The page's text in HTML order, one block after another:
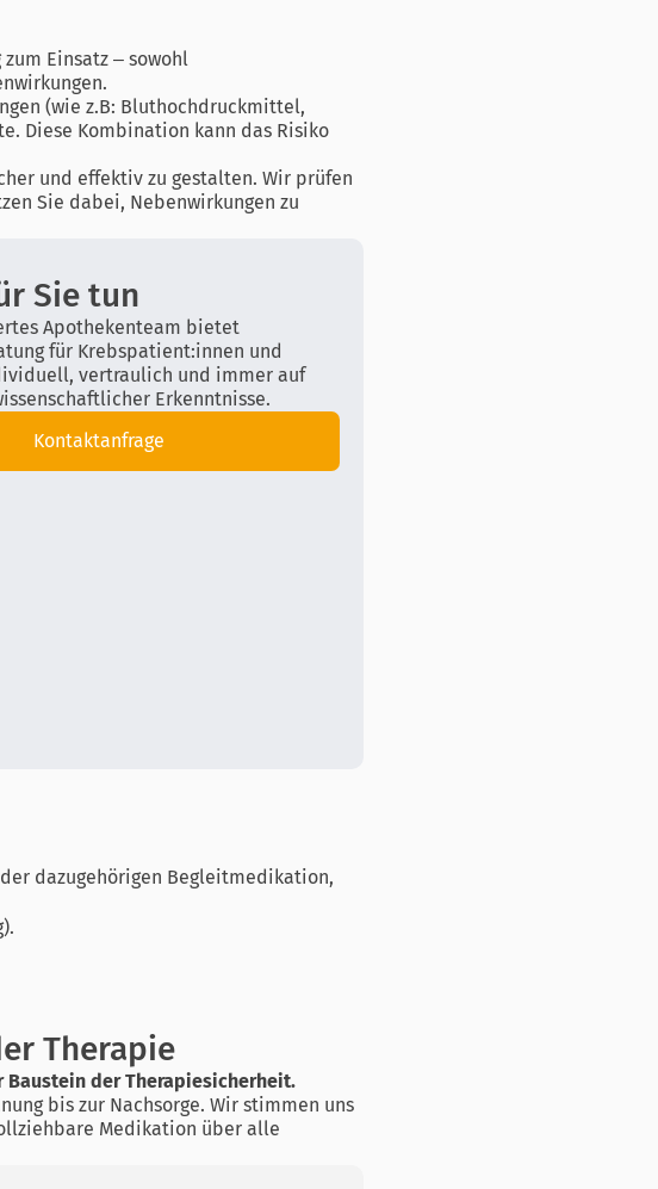
Einsatz – sowohl
(wie z.B: Bluthochdruckmittel,
Diese Kombination kann das Risiko
und effektiv zu gestalten. Wir prüfen
Sie dabei, Nebenwirkungen zu
Sie tun
Apothekenteam bietet
für Krebspatient:innen und
vertraulich und immer auf
Erkenntnisse.
Kontaktanfrage
dazugehörigen Begleitmedikation,
Therapie
der Therapiesicherheit.
bis zur Nachsorge. Wir stimmen uns
Medikation über alle